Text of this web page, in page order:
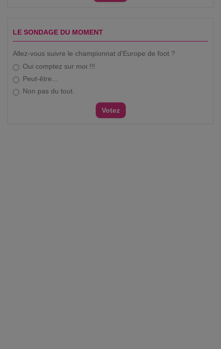
LE SONDAGE DU MOMENT
Allez-vous suivre le championnat d'Europe de foot ?
Oui comptez sur moi !!!
Peut-être...
Non pas du tout.